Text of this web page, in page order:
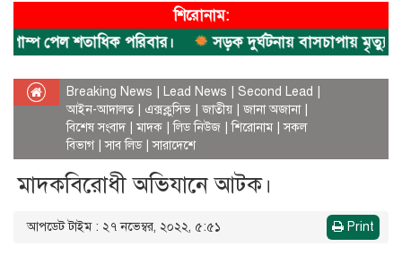
শিরোনাম:
পেল শতাধিক পরিবার।
সড়ক দুর্ঘটনায় বাসচাপায় মৃত্যুর
Breaking News Lead News Second Lead
আইন-আদালত
এক্সক্লুসিভ |জাতীয় |জানা অজানা|
বিশেষ সংবাদ|মাদক |লিড নিউজ |শিরোনাম|সকল
বিভাগ|সাব লিড|সারাদেশে
মাদকবিরোধী অভিযানে আটক।
আপডেট টাইম : ২৭ নভেম্বর, ২০২২, ৫:৫১ Print